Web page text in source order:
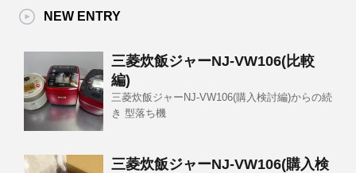
NEW ENTRY
三菱炊飯ジャーNJ-VW106(比較
編)
三菱炊飯ジャーNJ-VW106(購入検討編)からの続
き 型落ち機
三菱炊飯ジャーNJ-VW106(購入検